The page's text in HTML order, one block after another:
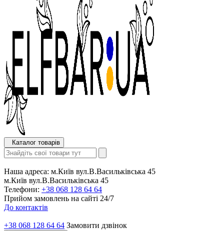
Каталог товарів
Наша адреса: м.Київ вул.В.Васильківська 45
м.Київ вул.В.Васильківська 45
Телефони: +38 068 128 64 64
Прийом замовлень на сайті 24/7
До контактів
+38 068 128 64 64 Замовити дзвінок